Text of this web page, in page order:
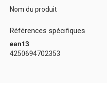
Nom du produit
Références spécifiques
ean13
4250694702353